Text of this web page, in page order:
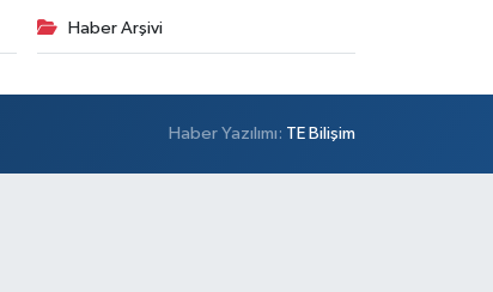
Haber Arşivi
Haber Yazılımı: TE Bilişim